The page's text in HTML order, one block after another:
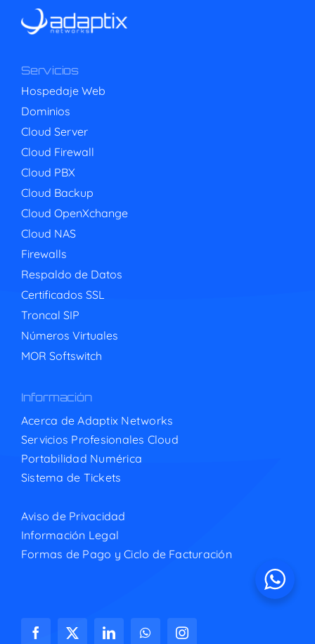
Servicios
Hospedaje Web
Dominios
Cloud Server
Cloud Firewall
Cloud PBX
Cloud Backup
Cloud OpenXchange
Cloud NAS
Firewalls
Respaldo de Datos
Certificados SSL
Troncal SIP
Números Virtuales
MOR Softswitch
Información
Acerca de Adaptix Networks
Servicios Profesionales Cloud
Portabilidad Numérica
Sistema de Tickets
Aviso de Privacidad
Información Legal
Formas de Pago y Ciclo de Facturación